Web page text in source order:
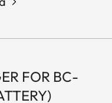
FOR BC-